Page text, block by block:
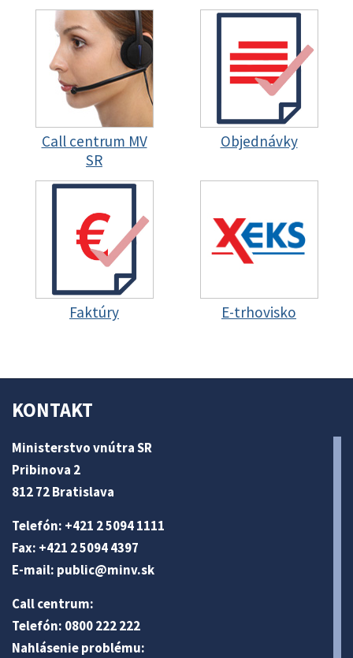
Call centrum MV
SR
Objednávky
Faktúry E-trhovisko
KONTAKT
Ministerstvo vnútra SR
Pribinova 2
812 72 Bratislava
Telefón: +421 2 5094 1111
Fax: +421 2 5094 4397
E-mail: public@minv.sk
Call centrum:
Telefón: 0800 222 222
Nahlásenie problému: